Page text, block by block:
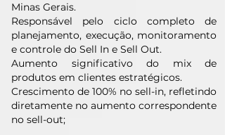
Minas Gerais.
Responsável pelo ciclo completo de
planejamento, execução, monitoramento
e controle do Sell In e Sell Out.
Aumento significativo do mix de
produtos em clientes estratégicos.
Crescimento de 100% no sell-in, refletindo
diretamente no aumento correspondente
no sell-out;